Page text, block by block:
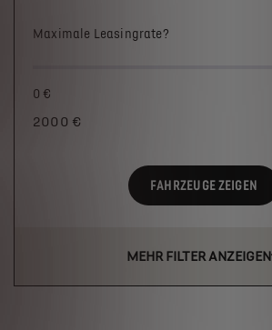
Maximale Leasingrate?
0 €
2000 €
FAHRZEUGE ZEIGEN
MEHR FILTER ANZEIGEN